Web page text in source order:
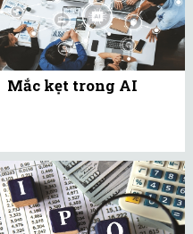
Mắc kẹt trong AI